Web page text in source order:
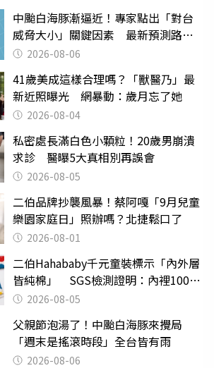
中颱白海豚漸逼近！專家點出「對台
威脅大小」關鍵因素 最新預測路徑
曝 2026-08-06
41歲美成這樣合理嗎？「獸醫乃」最
新近照曝光 網暴動：歲月忘了她
2026-08-04
私密處長滿白色小顆粒！20歲男崩潰
求診 醫曝5大真相別再誤會
2026-08-05
二伯品牌抄襲風暴！蔡阿嘎「9月兒童
樂園家庭日」照辦嗎？北捷鬆口了
2026-08-01
二伯Hahababy千元童裝標示「內外層
皆純棉」 SGS檢測證明：內裡100%
聚酯纖維
2026-08-05
父親節泡湯了！中颱白海豚來攪局
「週末是搖滾時段」全台皆有雨
2026-08-06